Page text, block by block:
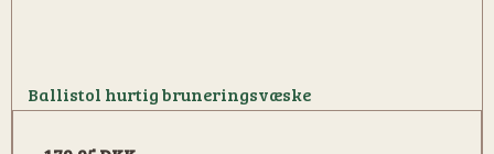
Ballistol hurtig bruneringsvæske